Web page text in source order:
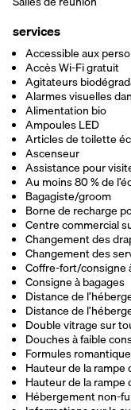
services
Accessible aux
Accès Wi-Fi gratuit
Agitateurs
Alarmes visuelles
Alimentation bio
Ampoules LED
Articles de toilette
Ascenseur
Assistance pour
Au moins 80 % de
Bagagiste/groom
Borne de recharge
Centre commercial
Changement des
Changement des
Coffre-fort/consigne
Consigne à bagages
Distance de
Distance de
Double vitrage sur
Douches à faible
Formules
Hauteur de la rampe
Hauteur de la rampe
Hébergement non-